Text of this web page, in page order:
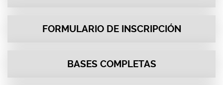
FORMULARIO DE INSCRIPCIÓN
BASES COMPLETAS